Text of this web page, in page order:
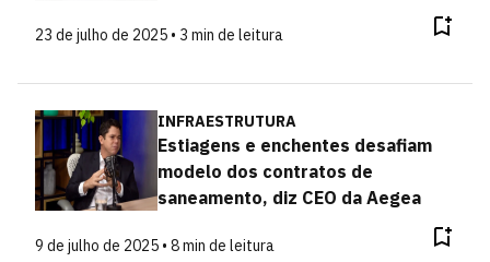
23 de julho de 2025 • 3 min de leitura
INFRAESTRUTURA
Estiagens e enchentes desafiam
modelo dos contratos de
saneamento, diz CEO da Aegea
9 de julho de 2025 • 8 min de leitura